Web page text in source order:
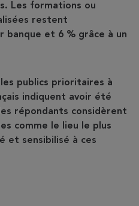
Les formations ou
restent
banque et 6 % grâce à un
publics prioritaires à
indiquent avoir été
répondants considèrent
comme le lieu le plus
et sensibilisé à ces